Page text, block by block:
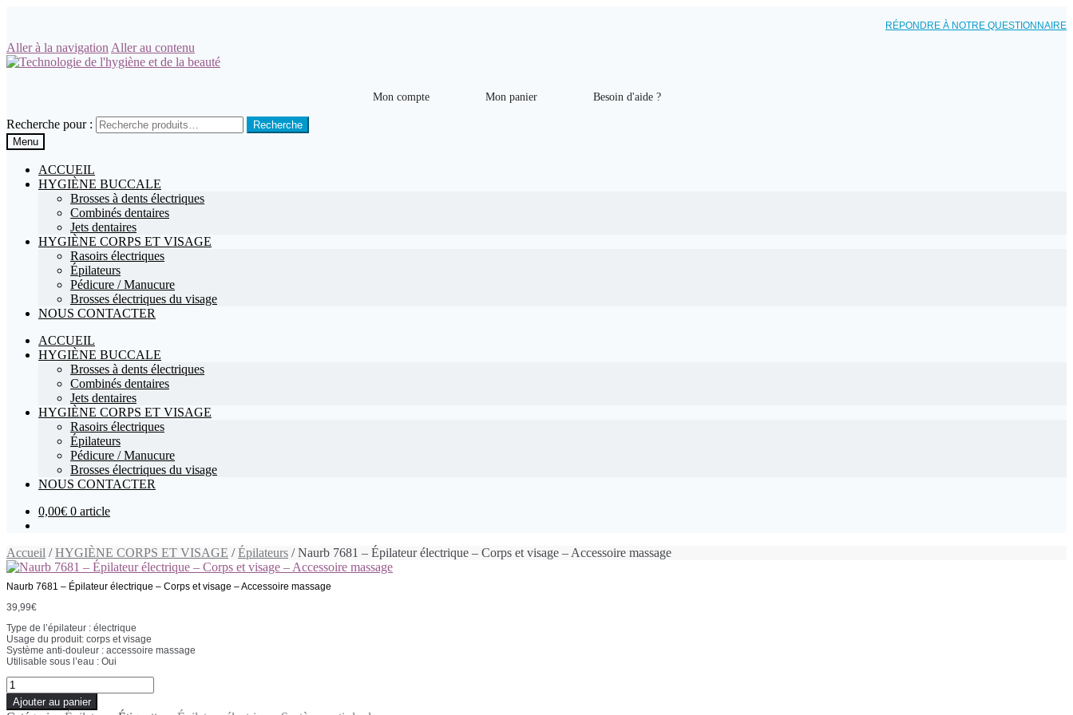
RÉPONDRE À NOTRE QUESTIONNAIRE
Aller à la navigation Aller au contenu
Mon compte Mon panier Besoin d'aide ?
Recherche pour :
Menu
ACCUEIL
HYGIÈNE BUCCALE
Brosses à dents électriques
Combinés dentaires
Jets dentaires
HYGIÈNE CORPS ET VISAGE
Rasoirs électriques
Épilateurs
Pédicure / Manucure
Brosses électriques du visage
NOUS CONTACTER
ACCUEIL
HYGIÈNE BUCCALE
Brosses à dents électriques
Combinés dentaires
Jets dentaires
HYGIÈNE CORPS ET VISAGE
Rasoirs électriques
Épilateurs
Pédicure / Manucure
Brosses électriques du visage
NOUS CONTACTER
0,00€ 0 article
Accueil /HYGIÈNE CORPS ET VISAGE /Épilateurs / Naurb 7681 – Épilateur électrique – Corps et visage – Accessoire massage
Naurb 7681 – Épilateur électrique – Corps et visage – Accessoire massage
39,99€
Type de l’épilateur : électrique
Usage du produit: corps et visage
Système anti-douleur : accessoire massage
Utilisable sous l’eau : Oui
Ajouter au panier